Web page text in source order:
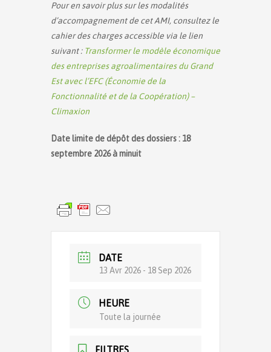
Pour en savoir plus sur les modalités
d’accompagnement de cet AMI, consultez le
cahier des charges accessible via le lien
suivant : Transformer le modèle économique
des entreprises agroalimentaires du Grand
Est avec l’EFC (Économie de la
Fonctionnalité et de la Coopération) –
Climaxion
Date limite de dépôt des dossiers : 18
septembre 2026 à minuit
DATE
13 Avr 2026 - 18 Sep 2026
HEURE
Toute la journée
FILTRES